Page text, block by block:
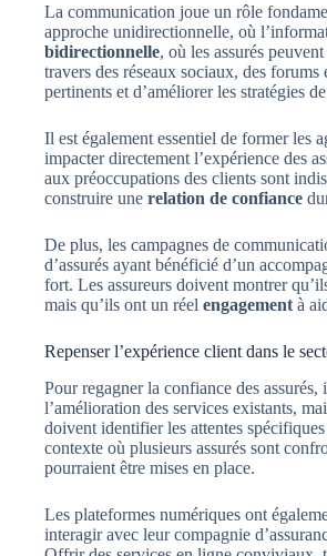
La communication joue un rôle
approche unidirectionnelle, où
bidirectionnelle, où les assurés
travers des réseaux sociaux, des
pertinents et d’améliorer les stratégies
Il est également essentiel de former les
impacter directement l’expérience des
aux préoccupations des clients sont
construire une relation de confiance
De plus, les campagnes de
d’assurés ayant bénéficié d’un
fort. Les assureurs doivent montrer
mais qu’ils ont un réel engagement à
Repenser l’expérience client dans le
Pour regagner la confiance des
l’amélioration des services existants,
doivent identifier les attentes
contexte où plusieurs assurés sont
pourraient être mises en place.
Les plateformes numériques ont
interagir avec leur compagnie